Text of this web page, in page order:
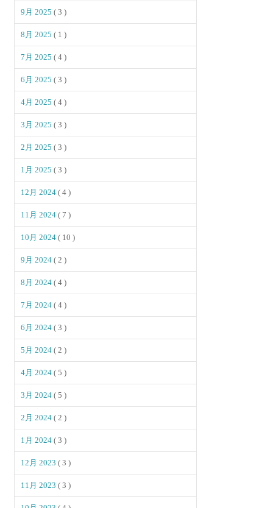
9月 2025( 3 )
8月 2025( 1 )
7月 2025( 4 )
6月 2025( 3 )
4月 2025( 4 )
3月 2025( 3 )
2月 2025( 3 )
1月 2025( 3 )
12月 2024( 4 )
11月 2024( 7 )
10月 2024( 10 )
9月 2024( 2 )
8月 2024( 4 )
7月 2024( 4 )
6月 2024( 3 )
5月 2024( 2 )
4月 2024( 5 )
3月 2024( 5 )
2月 2024( 2 )
1月 2024( 3 )
12月 2023( 3 )
11月 2023( 3 )